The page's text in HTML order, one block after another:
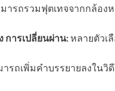
ารถรวมฟุตเทจจากกล้อง
การเปลี่ยนผ่าน:หลายตัวเ
รถเพิ่มคำบรรยายลงในวิดี